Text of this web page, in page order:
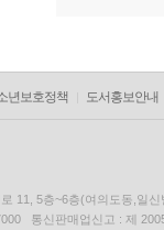
년보호정책 도서홍보안내
11, 5층~6층(여의도동,일신
통신판매업신고 : 제